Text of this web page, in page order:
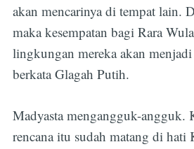
akan mencarinya di tempat lain.
maka kesempatan bagi Rara
lingkungan mereka akan
berkata Glagah Putih.
Madyasta mengangguk-angguk.
rencana itu sudah matang di